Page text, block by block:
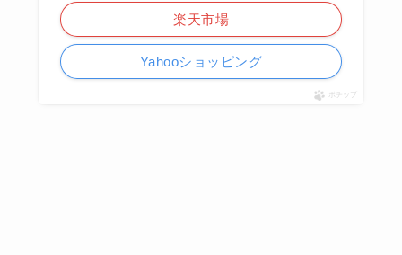
楽天市場
Yahooショッピング
ポチップ